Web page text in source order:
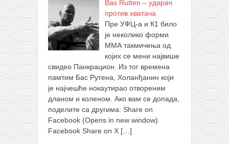
Bas Rutten – ударач
против хватача
Пре УФЦ-а и К1 било
је неколико форми
ММА такмичења од
којих се мени највише
свидео Панкрацион. Из тог времена
памтим Бас Рутена, Холанђанин који
је најчешће нокаутирао отвореним
дланом и коленом. Ако вам се допада,
поделите са другима: Share on
Facebook (Opens in new window)
Facebook Share on X […]